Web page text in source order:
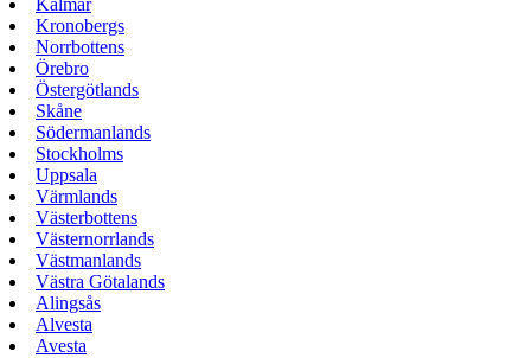
Kalmar
Kronobergs
Norrbottens
Örebro
Östergötlands
Skåne
Södermanlands
Stockholms
Uppsala
Värmlands
Västerbottens
Västernorrlands
Västmanlands
Västra Götalands
Alingsås
Alvesta
Avesta